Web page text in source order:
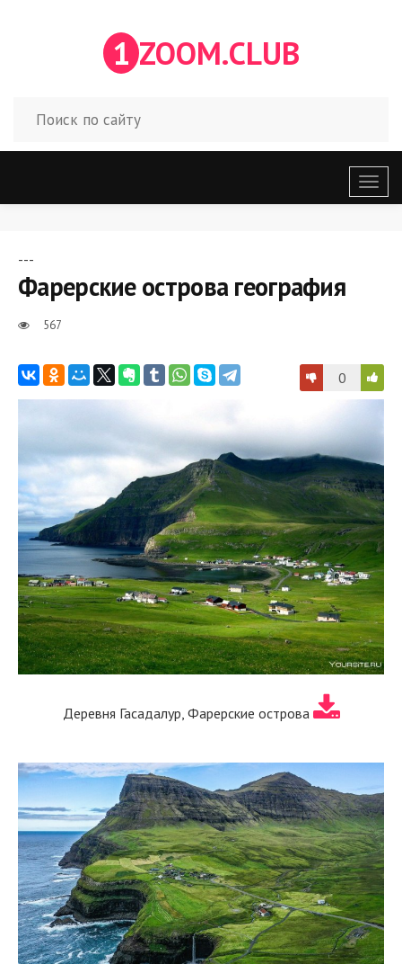
1 ZOOM.CLUB
меню
---
Фарерские острова география
567
0
Деревня Гасадалур, Фарерские острова